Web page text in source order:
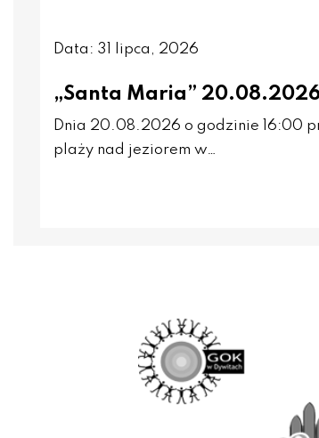
Data: 31 lipca, 2026
„Santa Maria”
Dnia 20.08.2026 o godzinie 16:00
plaży nad jeziorem w…